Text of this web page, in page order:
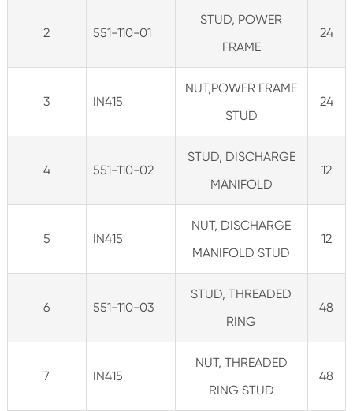
2 551-110-01
STUD, POWER
FRAME
24
3 IN415
NUT,POWER FRAME
STUD
24
4 551-110-02
STUD, DISCHARGE
MANIFOLD
12
5 IN415
NUT, DISCHARGE
MANIFOLD STUD
12
6 551-110-03
STUD, THREADED
RING
48
7 IN415
NUT, THREADED
RING STUD
48